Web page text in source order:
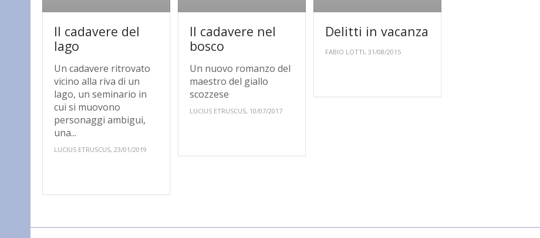
Il cadavere del
lago
Un cadavere ritrovato
vicino alla riva di un
lago, un seminario in
cui si muovono
personaggi ambigui,
una...
LUCIUS ETRUSCUS, 23/01/2019
Il cadavere nel
bosco
Un nuovo romanzo del
maestro del giallo
scozzese
LUCIUS ETRUSCUS, 10/07/2017
Delitti in vacanza
FABIO LOTTI, 31/08/2015